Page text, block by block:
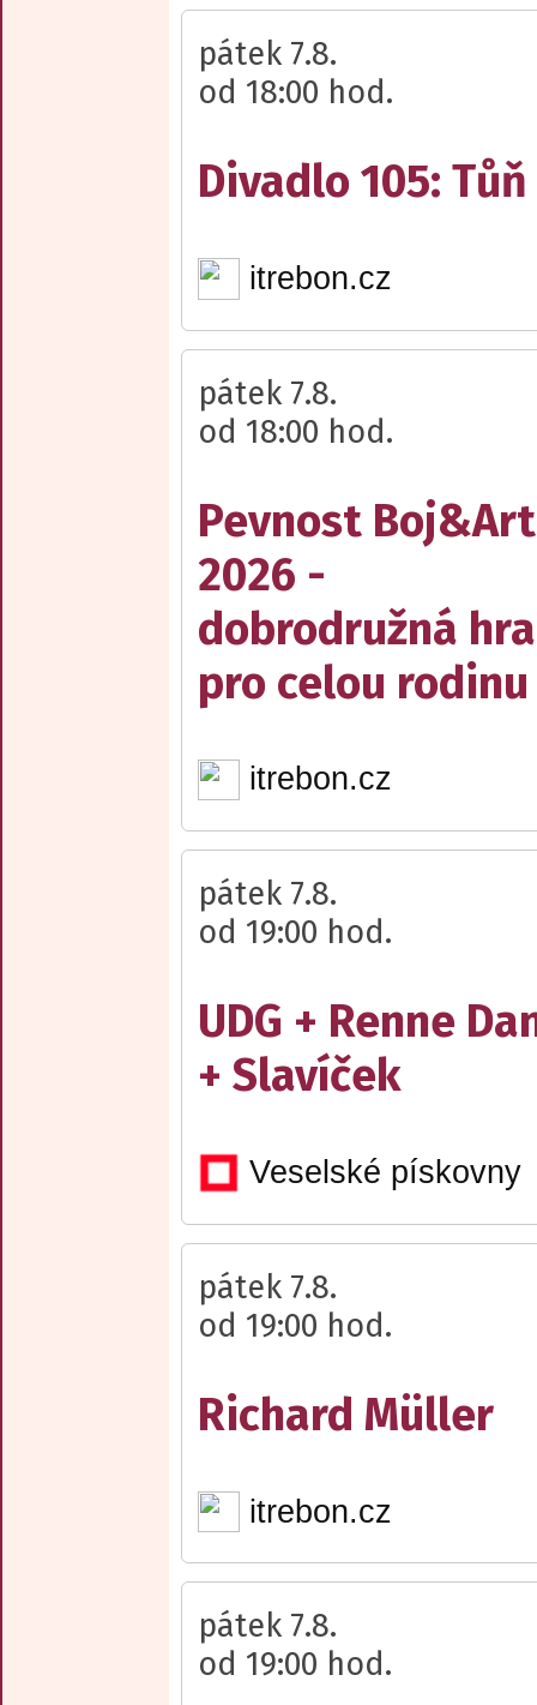
pátek 7.8.
od 18:00 hod.
Divadlo 105: Tůň
itrebon.cz
pátek 7.8.
od 18:00 hod.
Pevnost Boj&Art
2026 -
dobrodružná hra
pro celou rodinu
itrebon.cz
pátek 7.8.
od 19:00 hod.
UDG + Renne
+ Slavíček
Veselské pískovny
pátek 7.8.
od 19:00 hod.
Richard Müller
itrebon.cz
pátek 7.8.
od 19:00 hod.